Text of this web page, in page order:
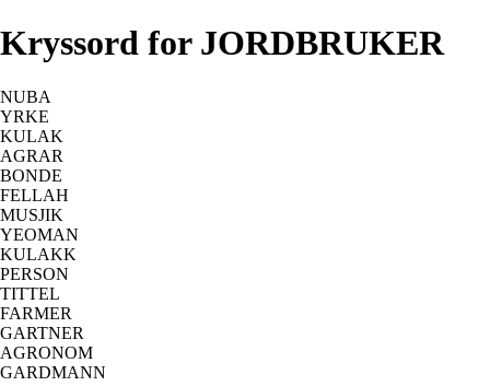
Kryssord for JORDBRUKER
NUBA
YRKE
KULAK
AGRAR
BONDE
FELLAH
MUSJIK
YEOMAN
KULAKK
PERSON
TITTEL
FARMER
GARTNER
AGRONOM
GARDMANN